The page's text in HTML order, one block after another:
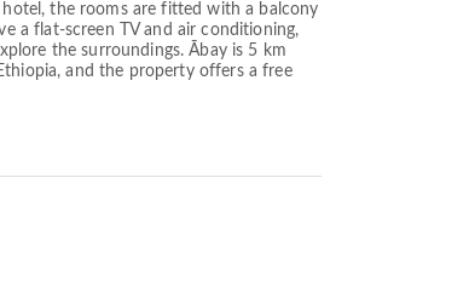
the rooms are fitted with a balcony
a flat-screen TV and air conditioning,
the surroundings. Ābay is 5 km
and the property offers a free